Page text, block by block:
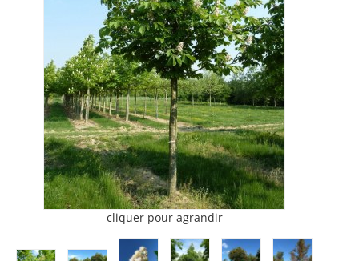
cliquer pour agrandir